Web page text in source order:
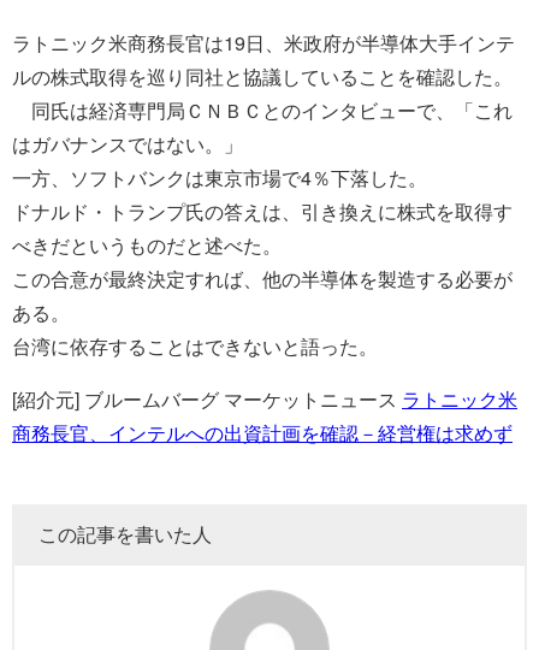
ラトニック米商務長官は19日、米政府が半導体大手インテ
ルの株式取得を巡り同社と協議していることを確認した。
同氏は経済専門局ＣＮＢＣとのインタビューで、「これ
はガバナンスではない。」
一方、ソフトバンクは東京市場で4％下落した。
ドナルド・トランプ氏の答えは、引き換えに株式を取得す
べきだというものだと述べた。
この合意が最終決定すれば、他の半導体を製造する必要が
ある。
台湾に依存することはできないと語った。
[紹介元] ブルームバーグ マーケットニュース ラトニック米
商務長官、インテルへの出資計画を確認－経営権は求めず
この記事を書いた人